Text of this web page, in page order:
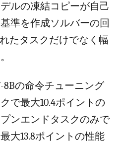
ルの凍結コピーが自己
準を作成ソルバーの回
たタスクだけでなく幅
8Bの命令チューニング
で最大10.4ポイントの
ンエンドタスクのみで
大13.8ポイントの性能